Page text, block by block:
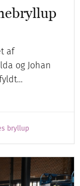
af
og Johan
bryllup